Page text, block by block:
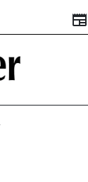
newspaper